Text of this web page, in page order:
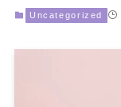
Uncategorized